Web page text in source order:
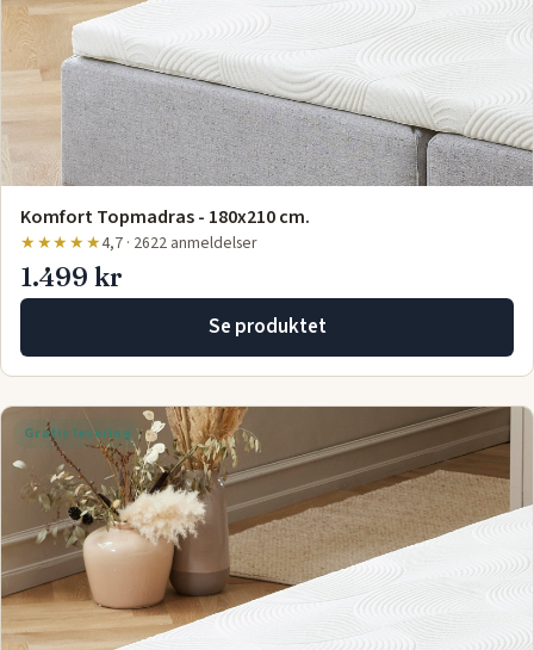
Komfort Topmadras - 180x210 cm.
★★★★★4,7 · 2622 anmeldelser
1.499 kr
Se produktet
Gratis levering